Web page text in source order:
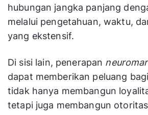
hubungan jangka panjang
melalui pengetahuan, waktu,
yang ekstensif.
Di sisi lain, penerapan
dapat memberikan peluang
tidak hanya membangun
tetapi juga membangun